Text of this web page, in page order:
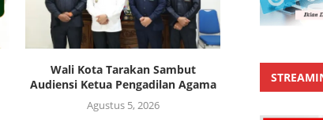
Wali Kota Tarakan Sambut
Audiensi Ketua Pengadilan Agama
Agustus 5, 2026